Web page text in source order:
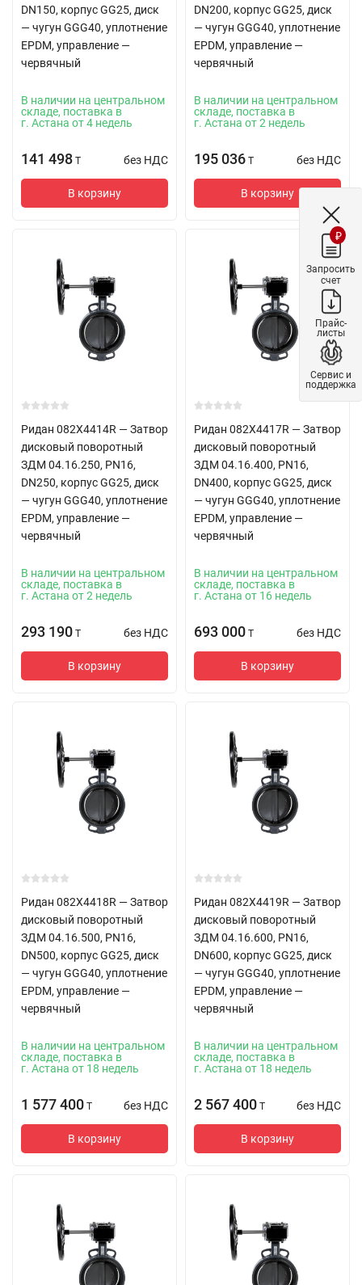
DN150, корпус GG25, диск
— чугун GGG40, уплотнение
EPDM, управление —
червячный
В наличии на центральном
складе, поставка в
г. Астана от 4 недель
141 498 T без НДС
В корзину
DN200, корпус GG25, диск
— чугун GGG40, уплотнение
EPDM, управление —
червячный
В наличии на центральном
складе, поставка в
г. Астана от 2 недель
195 036 T без НДС
В корзину
Ридан 082X4414R — Затвор
дисковый поворотный
ЗДМ 04.16.250, PN16,
DN250, корпус GG25, диск
— чугун GGG40, уплотнение
EPDM, управление —
червячный
В наличии на центральном
складе, поставка в
г. Астана от 2 недель
293 190 T без НДС
В корзину
Ридан 082X4417R — Затвор
дисковый поворотный
ЗДМ 04.16.400, PN16,
DN400, корпус GG25, диск
— чугун GGG40, уплотнение
EPDM, управление —
червячный
В наличии на центральном
складе, поставка в
г. Астана от 16 недель
693 000 T без НДС
В корзину
Ридан 082X4418R — Затвор
дисковый поворотный
ЗДМ 04.16.500, PN16,
DN500, корпус GG25, диск
— чугун GGG40, уплотнение
EPDM, управление —
червячный
В наличии на центральном
складе, поставка в
г. Астана от 18 недель
1 577 400 T без НДС
В корзину
Ридан 082X4419R — Затвор
дисковый поворотный
ЗДМ 04.16.600, PN16,
DN600, корпус GG25, диск
— чугун GGG40, уплотнение
EPDM, управление —
червячный
В наличии на центральном
складе, поставка в
г. Астана от 18 недель
2 567 400 T без НДС
В корзину
₽
Запросить
счет
Прайс-
листы
Сервис и
поддержка